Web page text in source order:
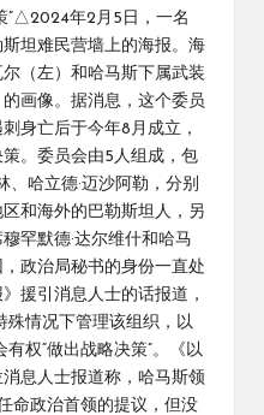
”△2024年2月5日，一名
坦难民营墙上的海报。海
（左）和哈马斯下属武装
画像。据消息，这个委员
身亡后于今年8月成立，
。委员会由5人组成，包
、哈立德·迈沙阿勒，分别
和海外的巴勒斯坦人，另
罕默德·达尔维什和哈马
政治局秘书的身份一直处
援引消息人士的话报道，
殊情况下管理该组织，以
权“做出战略决策”。《以
息人士报道称，哈马斯领
命政治首领的提议，但没